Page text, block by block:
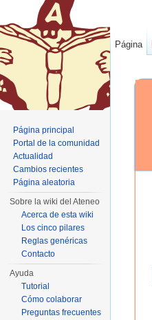
Página
Página principal
Portal de la comunidad
Actualidad
Cambios recientes
Página aleatoria
Sobre la wiki del Ateneo
Acerca de esta wiki
Los cinco pilares
Reglas genéricas
Contacto
Ayuda
Tutorial
Cómo colaborar
Preguntas frecuentes